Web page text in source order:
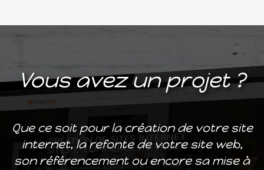
Vous avez un projet ?
Que ce soit pour la création de votre site
internet, la refonte de votre site web,
son référencement ou encore sa mise à